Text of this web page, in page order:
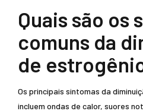
Quais são os
comuns da
de
Os principais sintomas da
incluem ondas de calor, suores